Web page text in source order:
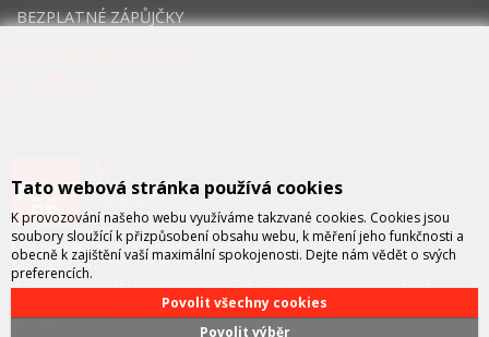
BEZPLATNÉ ZÁPŮJČKY
FCC průmyslové systémyje technicko – obchodní společností,
zastupující významné výrobce v oblasti průmyslové automatizace a
telekomunikační techniky. Společnost je též významným vývojářem a
integrátorem se specializací na systémy strojového vidění a pokročilé
robotiky.
Tato webová stránka používá cookies
K provozování našeho webu využíváme takzvané cookies. Cookies jsou
soubory sloužící k přizpůsobení obsahu webu, k měření jeho funkčnosti a
obecně k zajištění vaší maximální spokojenosti. Dejte nám vědět o svých
preferencích.
Povolit výběr
Povolit všechny cookies